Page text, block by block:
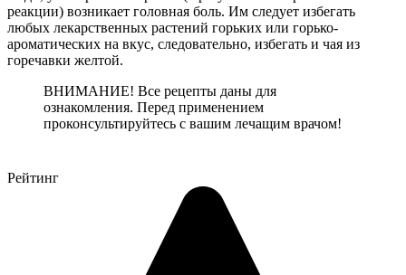
реакции) возникает головная боль. Им следует избегать
любых лекарственных растений горьких или горько-
ароматических на вкус, следовательно, избегать и чая из
горечавки желтой.
ВНИМАНИЕ! Все рецепты даны для
ознакомления. Перед применением
проконсультируйтесь с вашим лечащим врачом!
Рейтинг